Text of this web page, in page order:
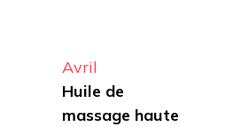
Avril
Huile de
massage haute